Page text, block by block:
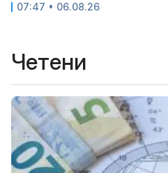
07:47 • 06.08.26
Четени